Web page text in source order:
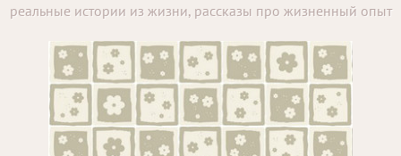
реальные истории из жизни, рассказы про жизненный опыт